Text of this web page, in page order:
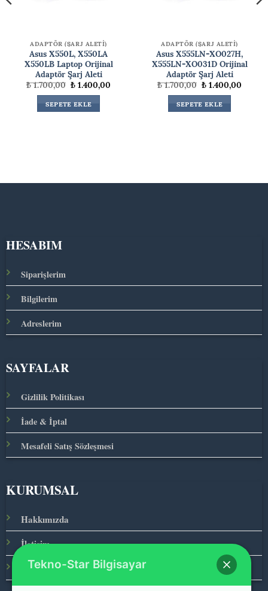
ADAPTÖR (ŞARJ ALETİ)
Asus X550L, X550LA
X550LB Laptop Orijinal
Adaptör Şarj Aleti
₺1.700,00Orijinal
fiyat:
₺ 1.700,00.
₺1.400,00
SEPETE EKLE
ADAPTÖR (ŞARJ ALETİ)
Asus X555LN-XO027H,
X555LN-XO031D Orijinal
Adaptör Şarj Aleti
₺1.700,00Orijinal
fiyat:
₺ 1.700,00.
₺1.400,00
SEPETE EKLE
HESABIM
Siparişlerim
Bilgilerim
Adreslerim
SAYFALAR
Gizlilik Politikası
İade & İptal
Mesafeli Satış Sözleşmesi
KURUMSAL
Hakkımızda
İletişim
Ana Sayfa
Tekno-Star Bilgisayar